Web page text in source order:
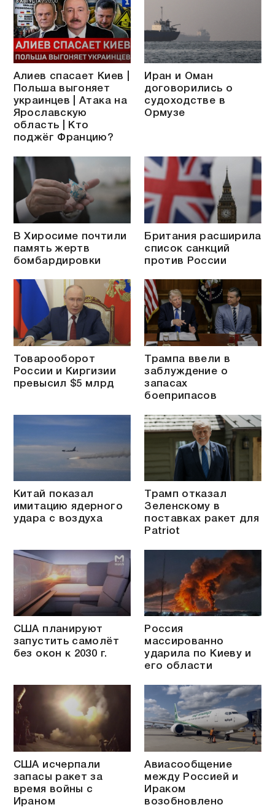
Алиев спасает Киев |
Польша выгоняет
украинцев | Атака на
Ярославскую
область | Кто
поджёг Францию?
Иран и Оман
договорились о
судоходстве в
Ормузе
В Хиросиме почтили
память жертв
бомбардировки
Британия расширила
список санкций
против России
Товарооборот
России и Киргизии
превысил $5 млрд
Трампа ввели в
заблуждение о
запасах
боеприпасов
Китай показал
имитацию ядерного
удара с воздуха
Трамп отказал
Зеленскому в
поставках ракет для
Patriot
США планируют
запустить самолёт
без окон к 2030 г.
Россия
массированно
ударила по Киеву и
его области
США исчерпали
запасы ракет за
время войны с
Ираном
Авиасообщение
между Россией и
Ираком
возобновлено